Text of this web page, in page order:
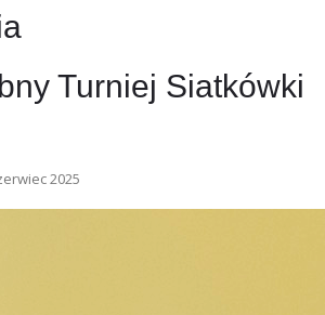
Turniej Siatkówki
2025